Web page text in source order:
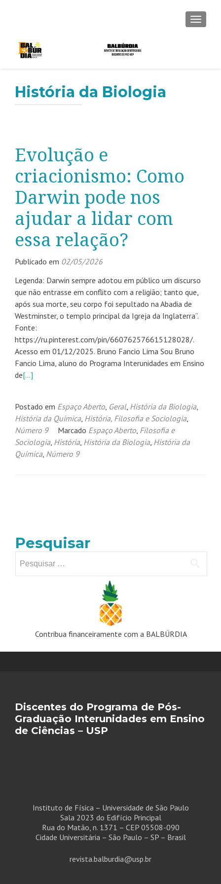
História da Biologia
Evolução e
criacionismo: Como
Darwin pode nos
ajudar a lidar com
essa relação?
Publicado em 02/05/2026
Legenda: Darwin sempre adotou em público um discurso
que não entrasse em conflito com a religião; tanto que,
após sua morte, seu corpo foi sepultado na Abadia de
Westminster, o templo principal da Igreja da Inglaterra”.
Fonte:
https://ru.pinterest.com/pin/660762576615128028/.
Acesso em 01/12/2025. Bruno Fancio Lima Sou Bruno
Fancio Lima, aluno do Programa Interunidades em Ensino
de[…]
Postado em Espaço Aberto, Geral, História da Biologia,
História da Química, História, Filosofia e Sociologia,
Número 9
Marcado Espaço Aberto, Filosofia e
Sociologia, História, História da Biologia, História da
Química, Número 9
Pesquisar
por:
Contribua financeiramente com a BALBÚRDIA
Discentes do Programa de Pós-
Graduação Interunidades em Ensino
de Ciências – USP
Instituto de Física – Universidade de São Paulo
Sala 2023 do Edifício Principal
Rua do Matão, n. 1371 – CEP 05508-090
Cidade Universitária – São Paulo – SP – Brasil
revista.balburdia@usp.br